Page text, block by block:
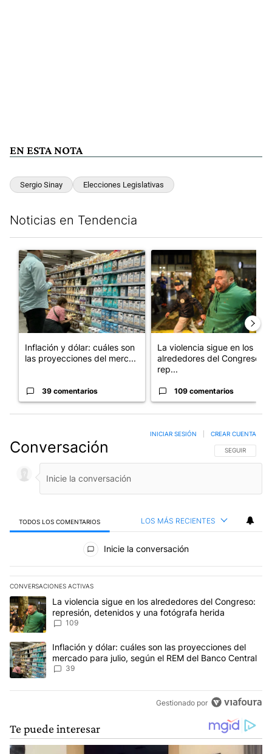
EN ESTA NOTA
Sergio Sinay Elecciones Legislativas
Noticias en Tendencia
Un artículo de tendencia con el título "Inflación y dólar: cuáles
Inflación y dólar: cuáles son
las proyecciones del merc...
39 comentarios
Un artículo de tendencia con
La violencia sigue en los
alrededores del Congreso:
rep...
109 comentarios
Conversación SIGA ESTA
SEGUIR
INICIAR SESIÓN CREAR CUENTA
TODOS LOS COMENTARIOS LOS MÁS RECIENTES
Todos los comentarios
Inicie la conversación
CONVERSACIONES ACTIVAS
Este listado muestra los artículos con más comentarios en los
Un artículo de tendencia con el título "La violencia sigue en los
La violencia sigue en los alrededores del Congreso:
represión, detenidos y una fotógrafa herida
109
Un artículo de tendencia con el título "Inflación y dólar: cuáles
Inflación y dólar: cuáles son las proyecciones del
mercado para julio, según el REM del Banco Central
39
Gestionado por